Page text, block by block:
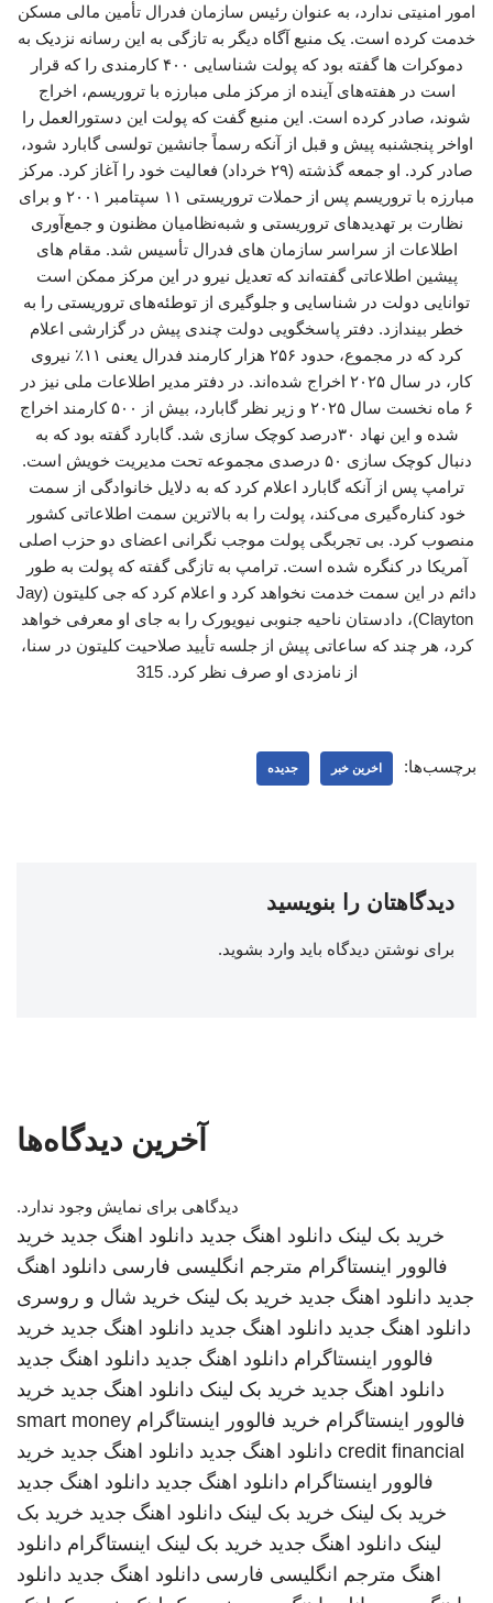
امور امنیتی ندارد، به عنوان رئیس سازمان فدرال تأمین مالی مسکن
خدمت کرده است. یک منبع آگاه دیگر به تازگی به این رسانه نزدیک به
دموکرات ها گفته بود که پولت شناسایی ۴۰۰ کارمندی را که قرار
است در هفته‌های آینده از مرکز ملی مبارزه با تروریسم، اخراج
شوند، صادر کرده است. این منبع گفت که پولت این دستورالعمل را
اواخر پنجشنبه پیش و قبل از آنکه رسماً جانشین تولسی گابارد شود،
صادر کرد. او جمعه گذشته (۲۹ خرداد) فعالیت خود را آغاز کرد. مرکز
مبارزه با تروریسم پس از حملات تروریستی ۱۱ سپتامبر ۲۰۰۱ و برای
نظارت بر تهدیدهای تروریستی و شبه‌نظامیان مظنون و جمع‌آوری
اطلاعات از سراسر سازمان های فدرال تأسیس شد. مقام های
پیشین اطلاعاتی گفته‌اند که تعدیل نیرو در این مرکز ممکن است
توانایی دولت در شناسایی و جلوگیری از توطئه‌های تروریستی را به
خطر بیندازد. دفتر پاسخگویی دولت چندی پیش در گزارشی اعلام
کرد که در مجموع، حدود ۲۵۶ هزار کارمند فدرال یعنی ۱۱٪ نیروی
کار، در سال ۲۰۲۵ اخراج شده‌اند. در دفتر مدیر اطلاعات ملی نیز در
۶ ماه نخست سال ۲۰۲۵ و زیر نظر گابارد، بیش از ۵۰۰ کارمند اخراج
شده و این نهاد ۳۰درصد کوچک سازی شد. گابارد گفته بود که به
دنبال کوچک سازی ۵۰ درصدی مجموعه تحت مدیریت خویش است.
ترامپ پس از آنکه گابارد اعلام کرد که به دلایل خانوادگی از سمت
خود کناره‌گیری می‌کند، پولت را به بالاترین سمت اطلاعاتی کشور
منصوب کرد. بی تجربگی پولت موجب نگرانی‌ اعضای دو حزب اصلی
آمریکا در کنگره شده است. ترامپ به تازگی گفته که پولت به طور
دائم در این سمت خدمت نخواهد کرد و اعلام کرد که جی کلیتون (Jay
Clayton)، دادستان ناحیه جنوبی نیویورک را به جای او معرفی خواهد
کرد، هر چند که ساعاتی پیش از جلسه تأیید صلاحیت کلیتون در سنا،
از نامزدی او صرف نظر کرد. 315
برچسب‌ها: اخرین خبر جدیده
دیدگاهتان را بنویسید
برای نوشتن دیدگاه باید وارد بشوید.
آخرین دیدگاه‌ها
دیدگاهی برای نمایش وجود ندارد.
خرید بک لینک دانلود اهنگ جدید دانلود اهنگ جدید خرید
فالوور اینستاگرام مترجم انگلیسی فارسی دانلود اهنگ
جدید دانلود اهنگ جدید خرید بک لینک خرید شال و روسری
دانلود اهنگ جدید دانلود اهنگ جدید دانلود اهنگ جدید خرید
فالوور اینستاگرام دانلود اهنگ جدید دانلود اهنگ جدید
دانلود اهنگ جدید خرید بک لینک دانلود اهنگ جدید خرید
فالوور اینستاگرام خرید فالوور اینستاگرام smart money
credit financial دانلود اهنگ جدید دانلود اهنگ جدید خرید
فالوور اینستاگرام دانلود اهنگ جدید دانلود اهنگ جدید
خرید بک لینک خرید بک لینک دانلود اهنگ جدید خرید بک
لینک دانلود اهنگ جدید خرید بک لینک اینستاگرام دانلود
اهنگ مترجم انگلیسی فارسی دانلود اهنگ جدید دانلود